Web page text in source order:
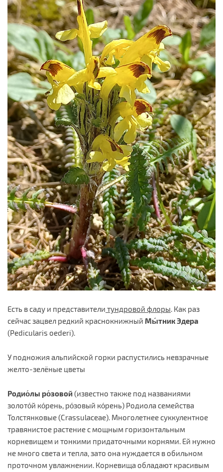
Есть в саду и представители тундровой флоры. Как раз
сейчас зацвел редкий краснокнижный Мы́тник Эдера
(Pedicularis oederi).
У подножия альпийской горки распустились невзрачные
желто-зелёные цветы
Родио́лы ро́зовой(известно также под названиями
золото́й ко́рень, ро́зовый ко́рень) Родиола семейства
Толстянковые (Crassulaceae). Многолетнее суккулентное
травянистое растение с мощным горизонтальным
корневищем и тонкими придаточными корнями. Ей нужно
не много света и тепла, зато она нуждается в обильном
проточном увлажнении. Корневища обладают красивым